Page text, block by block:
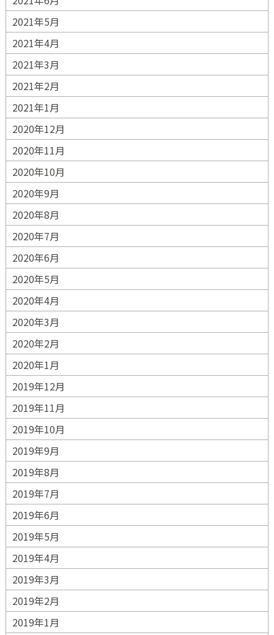
2021年5月
2021年4月
2021年3月
2021年2月
2021年1月
2020年12月
2020年11月
2020年10月
2020年9月
2020年8月
2020年7月
2020年6月
2020年5月
2020年4月
2020年3月
2020年2月
2020年1月
2019年12月
2019年11月
2019年10月
2019年9月
2019年8月
2019年7月
2019年6月
2019年5月
2019年4月
2019年3月
2019年2月
2019年1月